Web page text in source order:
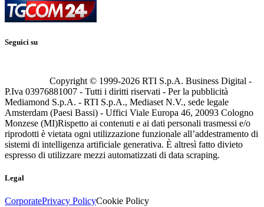
Seguici su
Copyright © 1999-2026 RTI S.p.A. Business Digital -
P.Iva 03976881007 - Tutti i diritti riservati - Per la pubblicità
Mediamond S.p.A. - RTI S.p.A., Mediaset N.V., sede legale
Amsterdam (Paesi Bassi) - Uffici Viale Europa 46, 20093 Cologno
Monzese (MI)Rispetto ai contenuti e ai dati personali trasmessi e/o
riprodotti è vietata ogni utilizzazione funzionale all’addestramento di
sistemi di intelligenza artificiale generativa. È altresì fatto divieto
espresso di utilizzare mezzi automatizzati di data scraping.
Legal
CorporatePrivacy PolicyCookie Policy